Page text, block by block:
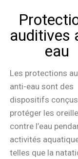
auditives
eau
Les protections
anti-eau sont des
dispositifs
protéger les
contre l’eau
activités
telles que la